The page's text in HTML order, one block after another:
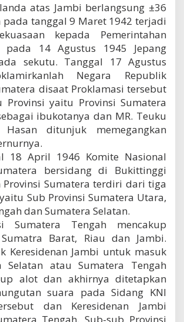
atas Jambi berlangsung ±36
pada tanggal 9 Maret 1942 terjadi
kepada Pemerintahan
pada 14 Agustus 1945 Jepang
sekutu. Tanggal 17 Agustus
Negara Republik
disaat Proklamasi tersebut
Provinsi yaitu Provinsi Sumatera
ibukotanya dan MR. Teuku
Hasan ditunjuk memegangkan
18 April 1946 Komite Nasional
bersidang di Bukittinggi
Provinsi Sumatera terdiri dari tiga
Sub Provinsi Sumatera Utara,
dan Sumatera Selatan.
Sumatera Tengah mencakup
Sumatra Barat, Riau dan Jambi.
Keresidenan Jambi untuk masuk
Selatan atau Sumatera Tengah
alot dan akhirnya ditetapkan
suara pada Sidang KNI
dan Keresidenan Jambi